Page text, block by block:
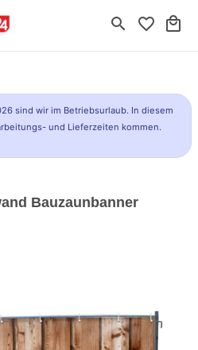
search favorite_border local_mall
sind wir im Betriebsurlaub. In diesem
und Lieferzeiten kommen.
Bauzaunbanner